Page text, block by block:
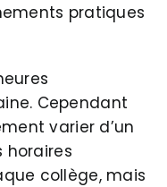
pratiques
Cependant
varier d’un
horaires
collège, mais